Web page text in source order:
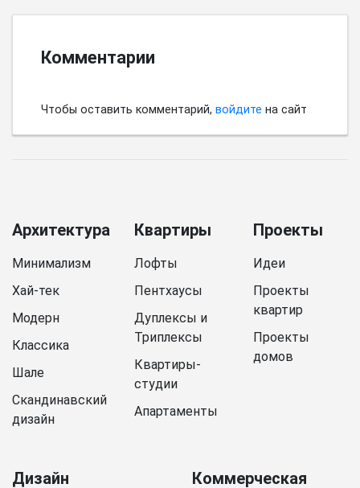
Комментарии
Чтобы оставить комментарий, войдите на сайт
Архитектура
Минимализм
Хай-тек
Модерн
Классика
Шале
Скандинавский
дизайн
Квартиры
Лофты
Пентхаусы
Дуплексы и
Триплексы
Квартиры-
студии
Апартаменты
Проекты
Идеи
Проекты
квартир
Проекты
домов
Дизайн Коммерческая